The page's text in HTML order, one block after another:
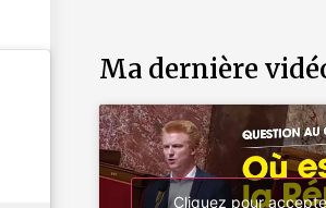
Ma dernière
Cliquez pour